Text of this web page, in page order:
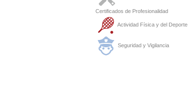
Certificados de Profesionalidad
Actividad Física y del Deporte
Seguridad y Vigilancia